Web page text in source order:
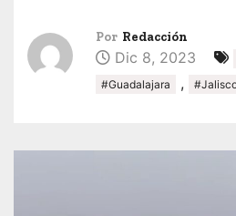
Por Redacción
Dic 8, 2023
#Guadalajara ,